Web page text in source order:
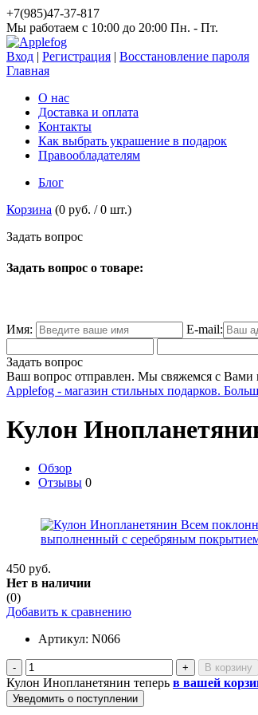
+7(985)47-37-817
Мы работаем c 10:00 до 20:00 Пн. - Пт.
Вход | Регистрация | Восстановление пароля
Главная
О нас
Доставка и оплата
Контакты
Как выбрать украшение в подарок
Правообладателям
Блог
Корзина (0 руб. /0 шт.)
Задать вопрос
Задать вопрос о товаре:
Имя: E-mail:
Задать вопрос
Ваш вопрос отправлен. Мы свяжемся с Вами
Applefog - магазин стильных подарков.
Кулон
Обзор
Отзывы 0
450 руб.
Нет в наличии
(0)
Добавить к сравнению
Артикул: N066
- +
Кулон Инопланетянин теперь в вашей
Уведомить о поступлении